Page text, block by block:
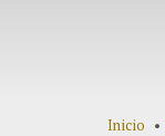
Inicio •